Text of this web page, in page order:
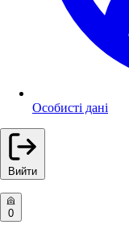
Особисті дані
Вийти
0